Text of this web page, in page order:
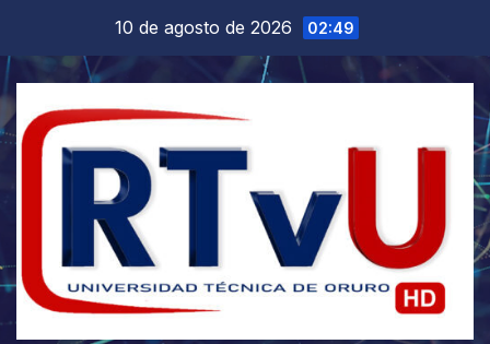
contenido
10 de agosto de 2026 02:49